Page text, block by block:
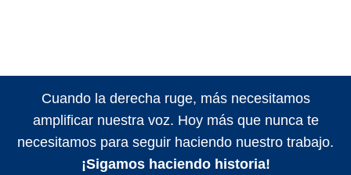
Cuando la derecha ruge, más necesitamos
amplificar nuestra voz. Hoy más que nunca te
necesitamos para seguir haciendo nuestro trabajo.
¡Sigamos haciendo historia!